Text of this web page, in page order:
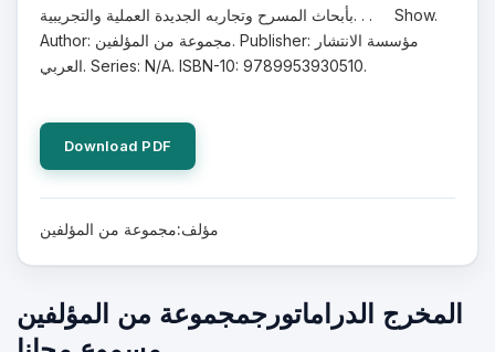
بأبحاث المسرح وتجاربه الجديدة العملية والتجريبية. . . Show.
Author: مجموعة من المؤلفين. Publisher: مؤسسة الانتشار
العربي. Series: N/A. ISBN-10: 9789953930510.
Download PDF
مؤلف:مجموعة من المؤلفين
المخرج الدراماتورجمجموعة من المؤلفين